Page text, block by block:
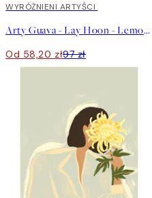
40%*
WYRÓŻNIENI ARTYŚCI
Arty Guava - Lay Hoon - Lemon Papaya Plakat
Od 58,20 zł97 zł